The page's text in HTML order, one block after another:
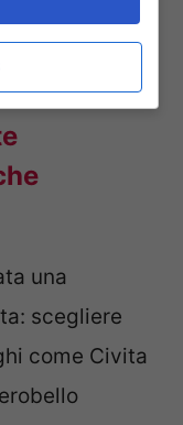
per
una
scegliere
come Civita